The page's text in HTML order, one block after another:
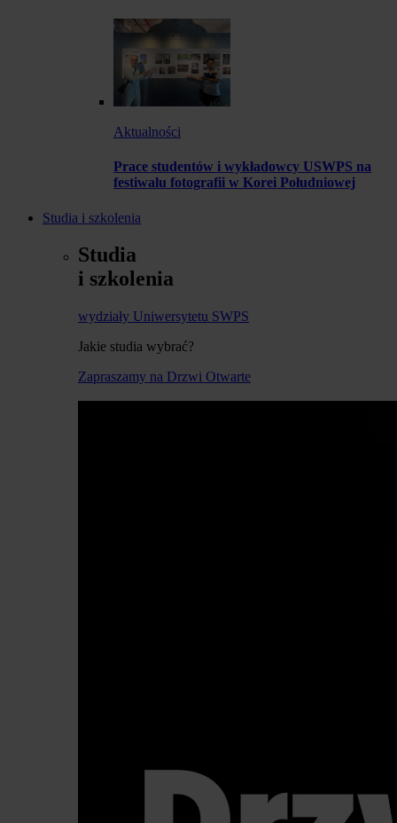
Aktualności
Prace studentów i wykładowcy USWPS na
festiwalu fotografii w Korei Południowej
Studia i szkolenia
Studia
i szkolenia
wydziały Uniwersytetu SWPS
Jakie studia wybrać?
Zapraszamy na Drzwi Otwarte